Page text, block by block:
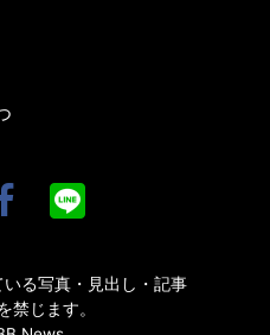
る写真・見出し・記事
禁じます。